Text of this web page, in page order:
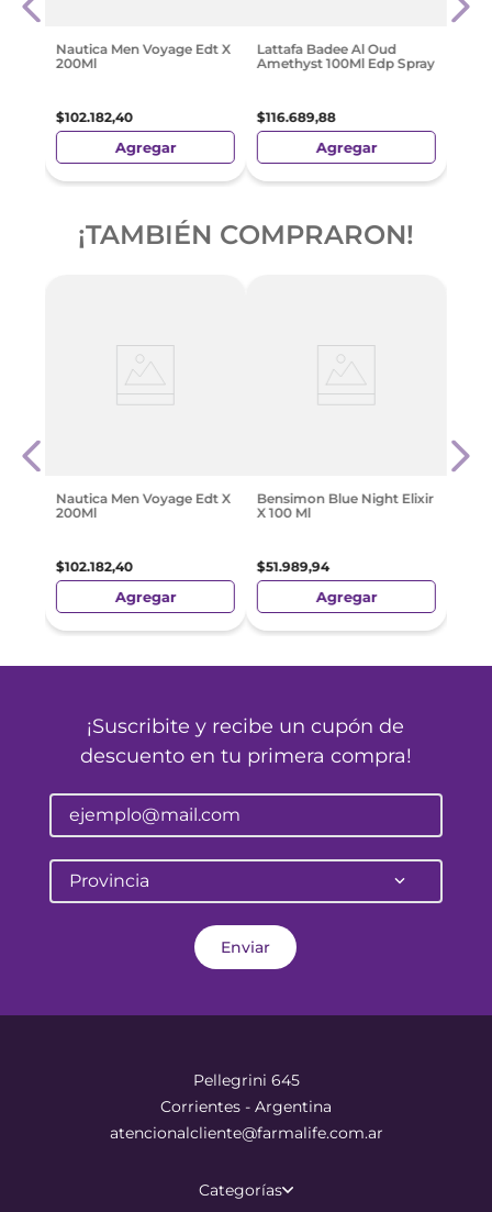
Nautica Men Voyage Edt X
200Ml
$102.182,40
Agregar
Lattafa Badee Al Oud
Amethyst 100Ml Edp Spray
$116.689,88
Agregar
¡TAMBIÉN COMPRARON!
Nautica Men Voyage Edt X
200Ml
$102.182,40
Agregar
Bensimon Blue Night Elixir
X 100 Ml
$51.989,94
Agregar
¡Suscribite y recibe un cupón de
descuento en tu primera compra!
Provincia
Enviar
Pellegrini 645
Corrientes - Argentina
atencionalcliente@farmalife.com.ar
Categorías